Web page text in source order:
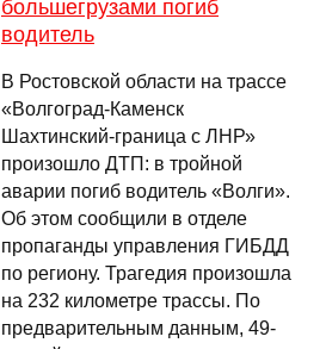
большегрузами погиб
водитель
В Ростовской области на трассе
«Волгоград-Каменск
Шахтинский-граница с ЛНР»
произошло ДТП: в тройной
аварии погиб водитель «Волги».
Об этом сообщили в отделе
пропаганды управления ГИБДД
по региону. Трагедия произошла
на 232 километре трассы. По
предварительным данным, 49-